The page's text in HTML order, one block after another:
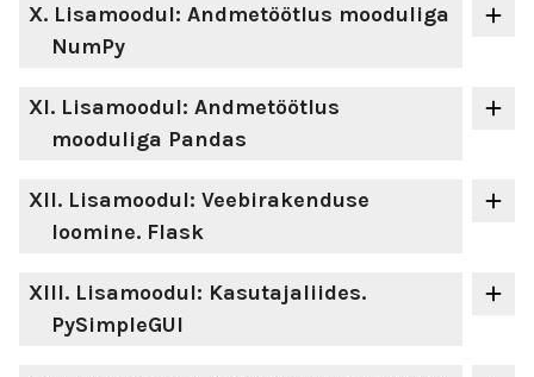
X. Lisamoodul: Andmetöötlus mooduliga
NumPy
XI. Lisamoodul: Andmetöötlus
mooduliga Pandas
XII. Lisamoodul: Veebirakenduse
loomine. Flask
XIII. Lisamoodul: Kasutajaliides.
PySimpleGUI